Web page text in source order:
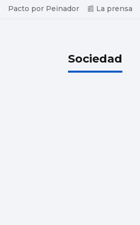
Pacto por Peinador 📰 La prensa
Sociedad